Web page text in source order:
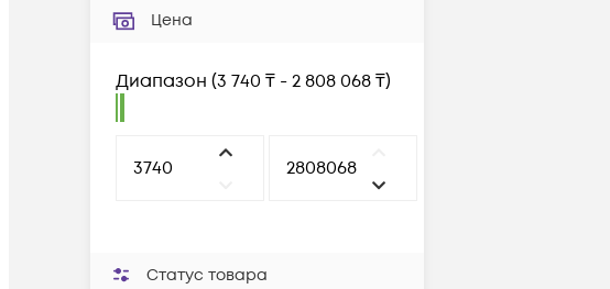
Цена
Диапазон (3 740 ₸ - 2 808 068 ₸)
Статус товара